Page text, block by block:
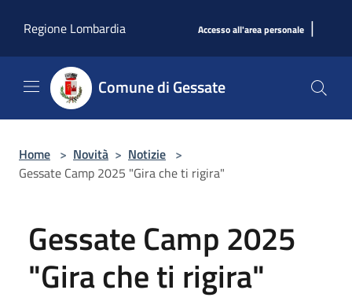
Regione Lombardia
Accesso all'area personale |
Comune di Gessate
Home > Novità > Notizie >
Gessate Camp 2025 "Gira che ti rigira"
Gessate Camp 2025
"Gira che ti rigira"